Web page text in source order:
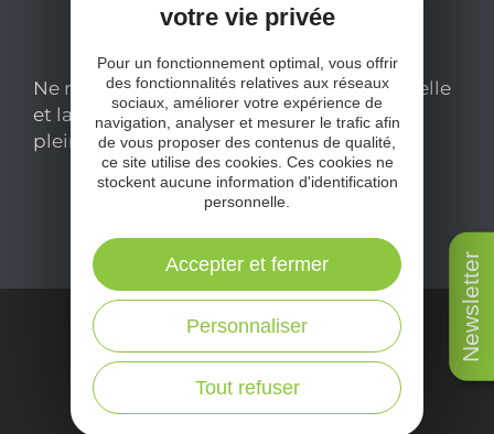
Newsletter
Ne manquez pas notre newsletter mensuelle
et laissez-vous inspirer pour profiter
pleinement de votre séjour en Aveyron.
Je m'abonne ici
votre vie privée
Pour un fonctionnement optimal, vous offrir
des fonctionnalités relatives aux réseaux
sociaux, améliorer votre expérience de
navigation, analyser et mesurer le trafic afin
de vous proposer des contenus de qualité,
ce site utilise des cookies. Ces cookies ne
stockent aucune information d'identification
personnelle.
Tout refuser
Personnaliser
Accepter et fermer